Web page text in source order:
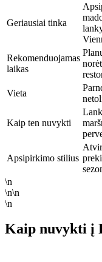
Geriausiai tinka
Rekomenduojamas
laikas
Vieta
Kaip ten nuvykti
Apsipirkimo stilius
\n
\n\n
\n
Kaip nuvykti į